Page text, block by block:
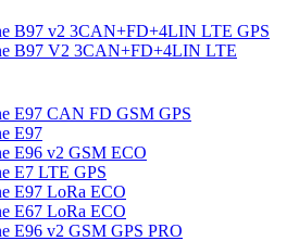
B97 v2 3CAN+FD+4LIN LTE GPS
B97 V2 3CAN+FD+4LIN LTE
E97 CAN FD GSM GPS
E97
E96 v2 GSM ECO
E7 LTE GPS
E97 LoRa ECO
E67 LoRa ECO
E96 v2 GSM GPS PRO